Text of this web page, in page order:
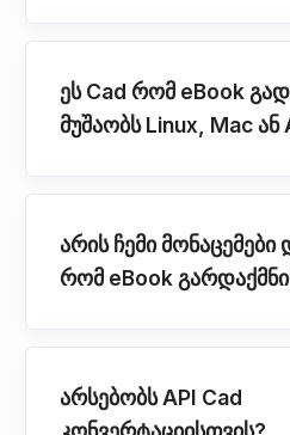
ეს Cad რომ eBook
მუშაობს Linux, Mac ან
არის ჩემი
რომ eBook
არსებობს API Cad